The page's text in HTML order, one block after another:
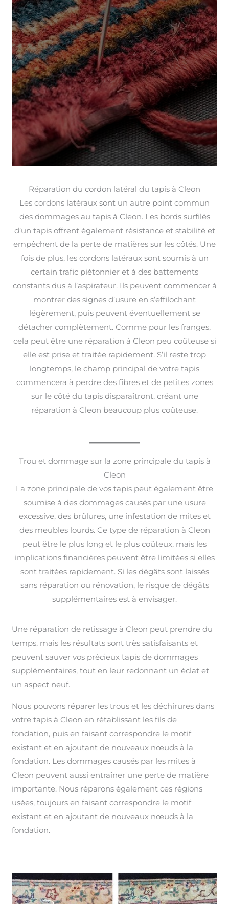
Réparation du cordon latéral du tapis à Cleon
Les cordons latéraux sont un autre point commun
des dommages au tapis à Cleon. Les bords surfilés
d’un tapis offrent également résistance et stabilité et
empêchent de la perte de matières sur les côtés. Une
fois de plus, les cordons latéraux sont soumis à un
certain trafic piétonnier et à des battements
constants dus à l’aspirateur. Ils peuvent commencer à
montrer des signes d’usure en s’effilochant
légèrement, puis peuvent éventuellement se
détacher complètement. Comme pour les franges,
cela peut être une réparation à Cleon peu coûteuse si
elle est prise et traitée rapidement. S’il reste trop
longtemps, le champ principal de votre tapis
commencera à perdre des fibres et de petites zones
sur le côté du tapis disparaîtront, créant une
réparation à Cleon beaucoup plus coûteuse.
Trou et dommage sur la zone principale du tapis à
Cleon
La zone principale de vos tapis peut également être
soumise à des dommages causés par une usure
excessive, des brûlures, une infestation de mites et
des meubles lourds. Ce type de réparation à Cleon
peut être le plus long et le plus coûteux, mais les
implications financières peuvent être limitées si elles
sont traitées rapidement. Si les dégâts sont laissés
sans réparation ou rénovation, le risque de dégâts
supplémentaires est à envisager.
Une réparation de retissage à Cleon peut prendre du
temps, mais les résultats sont très satisfaisants et
peuvent sauver vos précieux tapis de dommages
supplémentaires, tout en leur redonnant un éclat et
un aspect neuf.
Nous pouvons réparer les trous et les déchirures dans
votre tapis à Cleon en rétablissant les fils de
fondation, puis en faisant correspondre le motif
existant et en ajoutant de nouveaux nœuds à la
fondation. Les dommages causés par les mites à
Cleon peuvent aussi entraîner une perte de matière
importante. Nous réparons également ces régions
usées, toujours en faisant correspondre le motif
existant et en ajoutant de nouveaux nœuds à la
fondation.